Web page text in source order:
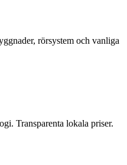
rörsystem och vanliga
Transparenta lokala priser.